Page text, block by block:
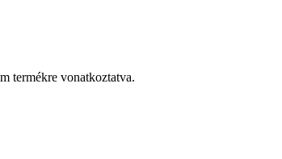
termékre vonatkoztatva.